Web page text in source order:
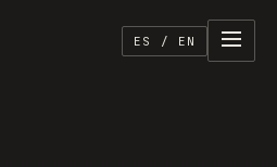
ES / EN